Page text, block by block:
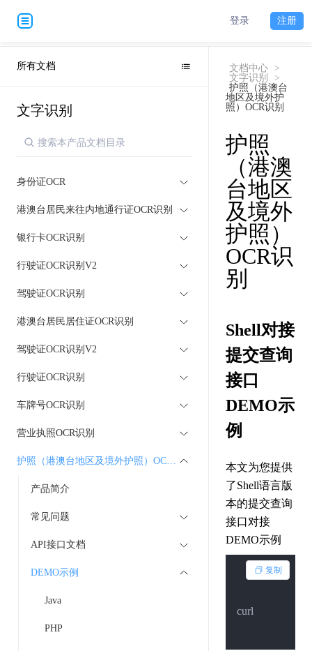
登录 注册
所有文档
文字识别
身份证OCR
港澳台居民来往内地通行证OCR识别
银行卡OCR识别
行驶证OCR识别V2
驾驶证OCR识别
港澳台居民居住证OCR识别
驾驶证OCR识别V2
行驶证OCR识别
车牌号OCR识别
营业执照OCR识别
护照（港澳台地区及境外护照）OCR识别
产品简介
常见问题
API接口文档
DEMO示例
Java
PHP
文档中心
>
文字识别
>
护照（港澳台
地区及境外护
照）OCR识别
护照
（港澳
台地区
及境外
护照）
OCR识
别
Shell对接
提交查询
接口
DEMO示
例
本文为您提供
了Shell语言版
本的提交查询
接口对接
DEMO示例
curl --http1.
复制